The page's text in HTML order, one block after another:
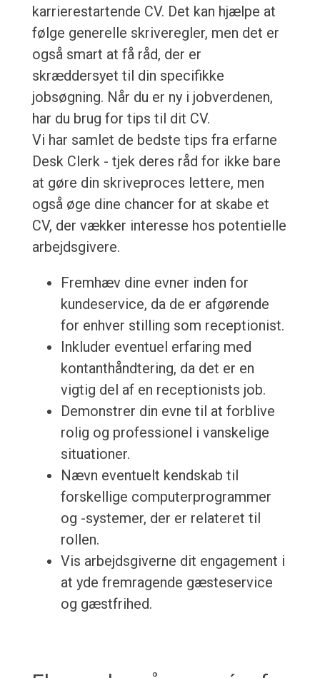
karrierestartende CV. Det kan hjælpe at
følge generelle skriveregler, men det er
også smart at få råd, der er
skræddersyet til din specifikke
jobsøgning. Når du er ny i jobverdenen,
har du brug for tips til dit CV.
Vi har samlet de bedste tips fra erfarne
Desk Clerk - tjek deres råd for ikke bare
at gøre din skriveproces lettere, men
også øge dine chancer for at skabe et
CV, der vækker interesse hos potentielle
arbejdsgivere.
Fremhæv dine evner inden for
kundeservice, da de er afgørende
for enhver stilling som receptionist.
Inkluder eventuel erfaring med
kontanthåndtering, da det er en
vigtig del af en receptionists job.
Demonstrer din evne til at forblive
rolig og professionel i vanskelige
situationer.
Nævn eventuelt kendskab til
forskellige computerprogrammer
og -systemer, der er relateret til
rollen.
Vis arbejdsgiverne dit engagement i
at yde fremragende gæsteservice
og gæstfrihed.